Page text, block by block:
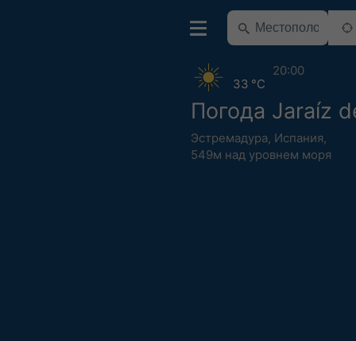
Погода Jaraíz
Эстремадура, Испания,
549м над уровнем моря
33 °C
20:00